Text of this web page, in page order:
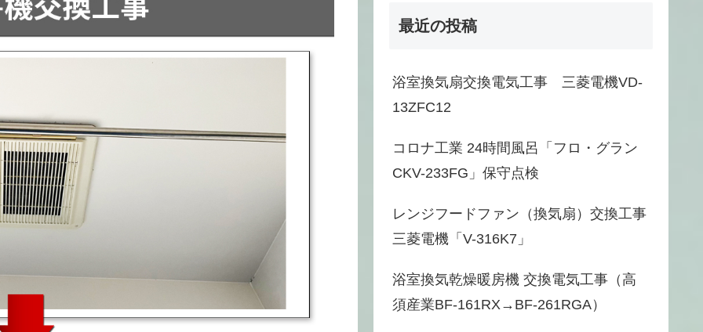
最近の投稿
浴室換気扇交換電気工事 三菱電機VD-
13ZFC12
コロナ工業 24時間風呂「フロ・グラン
CKV-233FG」保守点検
レンジフードファン（換気扇）交換工事
三菱電機「V-316K7」
浴室換気乾燥暖房機 交換電気工事（高
須産業BF-161RX→BF-261RGA）